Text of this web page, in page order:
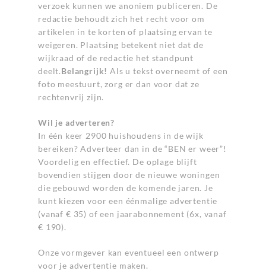
verzoek kunnen we anoniem publiceren. De
redactie behoudt zich het recht voor om
artikelen in te korten of plaatsing ervan te
weigeren. Plaatsing betekent niet dat de
wijkraad of de redactie het standpunt
deelt.Belangrijk! Als u tekst overneemt of een
foto meestuurt, zorg er dan voor dat ze
rechtenvrij zijn.
Wil je adverteren?
In één keer 2900 huishoudens in de wijk
bereiken? Adverteer dan in de “BEN er weer”!
Voordelig en effectief. De oplage blijft
bovendien stijgen door de nieuwe woningen
die gebouwd worden de komende jaren. Je
kunt kiezen voor een éénmalige advertentie
(vanaf € 35) of een jaarabonnement (6x, vanaf
€ 190).
Onze vormgever kan eventueel een ontwerp
voor je advertentie maken.